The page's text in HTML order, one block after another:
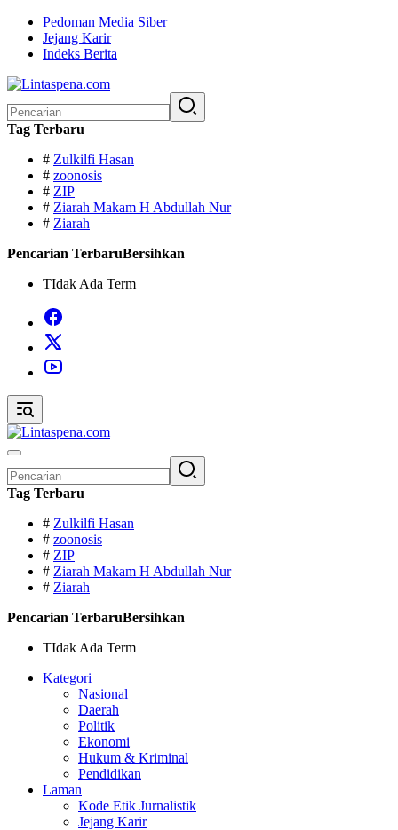
Langsung
konten
Pedoman Media Siber
Jejang Karir
Indeks Berita
untuk:
Tag Terbaru
# Zulkilfi Hasan
# zoonosis
# ZIP
# Ziarah Makam H Abdullah Nur
# Ziarah
Pencarian TerbaruBersihkan
TIdak Ada Term
untuk:
Tag Terbaru
# Zulkilfi Hasan
# zoonosis
# ZIP
# Ziarah Makam H Abdullah Nur
# Ziarah
Pencarian TerbaruBersihkan
TIdak Ada Term
Kategori
Nasional
Daerah
Politik
Ekonomi
Hukum & Kriminal
Pendidikan
Laman
Kode Etik Jurnalistik
Jejang Karir